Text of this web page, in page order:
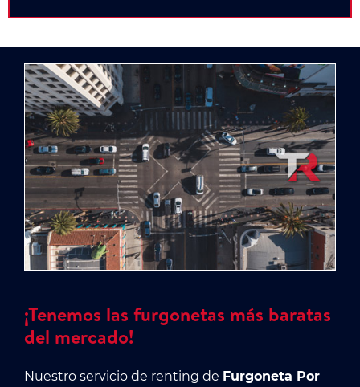
¡Tenemos las furgonetas más baratas
del mercado!
Nuestro servicio de renting de Furgoneta Por